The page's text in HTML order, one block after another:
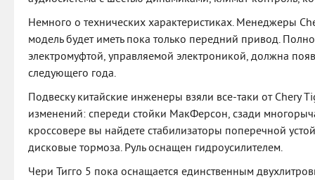
Немного о технических характеристиках. Менеджеры
модель будет иметь пока только передний привод.
электромуфтой, управляемой электроникой, должна
следующего года.
Подвеску китайские инженеры взяли все-таки от Chery
изменений: спереди стойки МакФерсон, сзади
кроссовере вы найдете стабилизаторы поперечной
дисковые тормоза. Руль оснащен гидроусилителем.
Чери Тигго 5 пока оснащается единственным